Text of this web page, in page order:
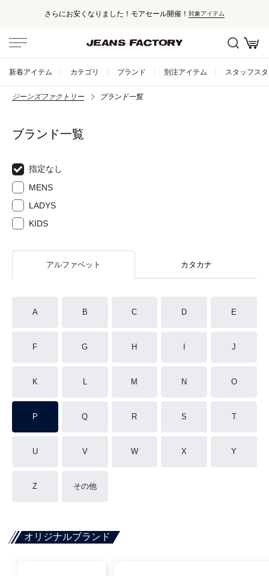
さらにお安くなりました！モアセール開催！ 対象アイテム
新着アイテム カテゴリ ブランド 別注アイテム スタッフス
ジーンズファクトリー ブランド一覧
ブランド一覧
指定なし
MENS
LADYS
KIDS
アルファベット カタカナ
A B C D E
F G H J
K L M N O
P Q R S T
U V W X Y
Z その他
オリジナルブランド